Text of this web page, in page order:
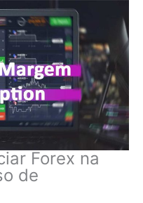
Forex na
de